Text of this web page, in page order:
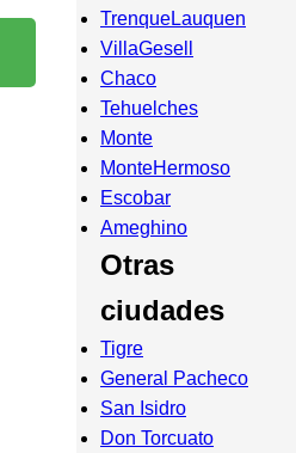
TrenqueLauquen
VillaGesell
Chaco
Tehuelches
Monte
MonteHermoso
Escobar
Ameghino
Otras
ciudades
Tigre
General Pacheco
San Isidro
Don Torcuato